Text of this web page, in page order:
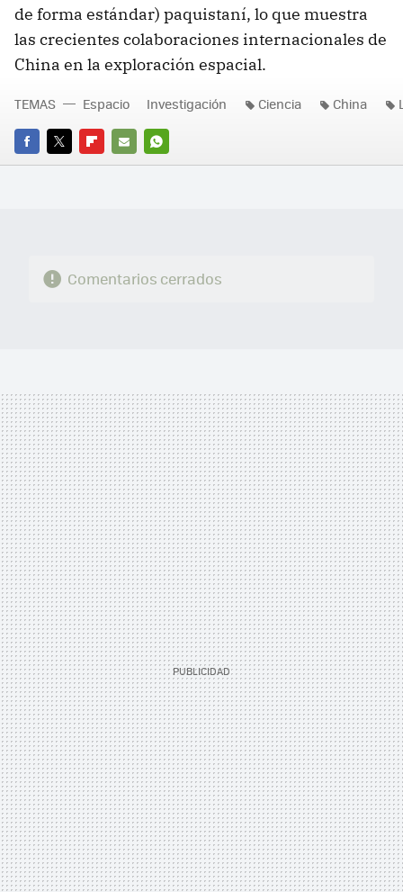
de forma estándar) paquistaní, lo que muestra
las crecientes colaboraciones internacionales de
China en la exploración espacial.
FACEBOOK
TWITTERFLIPBOARD
E-
WHATSAPP
TEMAS Espacio Investigación Ciencia China
Comentarios cerrados